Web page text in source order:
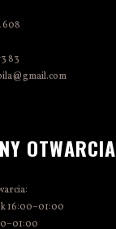
608
83
OTWARCIA
16:00–01:00